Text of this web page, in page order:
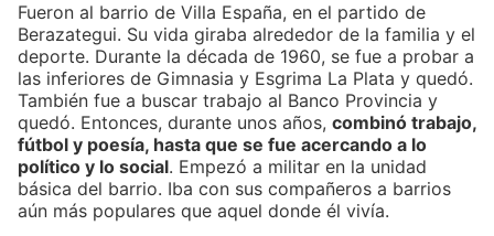
Fueron al barrio de Villa España, en el partido de
Berazategui. Su vida giraba alrededor de la familia y el
deporte. Durante la década de 1960, se fue a probar a
las inferiores de Gimnasia y Esgrima La Plata y quedó.
También fue a buscar trabajo al Banco Provincia y
quedó. Entonces, durante unos años, combinó trabajo,
fútbol y poesía, hasta que se fue acercando a lo
político y lo social. Empezó a militar en la unidad
básica del barrio. Iba con sus compañeros a barrios
aún más populares que aquel donde él vivía.